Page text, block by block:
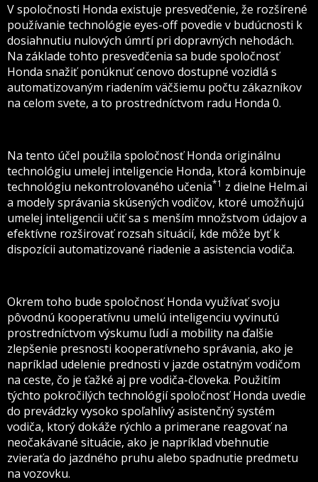
V spoločnosti Honda existuje presvedčenie, že rozšírené
používanie technológie eyes-off povedie v budúcnosti k
dosiahnutiu nulových úmrtí pri dopravných nehodách.
Na základe tohto presvedčenia sa bude spoločnosť
Honda snažiť ponúknuť cenovo dostupné vozidlá s
automatizovaným riadením väčšiemu počtu zákazníkov
na celom svete, a to prostredníctvom radu Honda 0.
Na tento účel použila spoločnosť Honda originálnu
technológiu umelej inteligencie Honda, ktorá kombinuje
technológiu nekontrolovaného učenia*1 z dielne Helm.ai
a modely správania skúsených vodičov, ktoré umožňujú
umelej inteligencii učiť sa s menším množstvom údajov a
efektívne rozširovať rozsah situácií, kde môže byť k
dispozícii automatizované riadenie a asistencia vodiča.
Okrem toho bude spoločnosť Honda využívať svoju
pôvodnú kooperatívnu umelú inteligenciu vyvinutú
prostredníctvom výskumu ľudí a mobility na ďalšie
zlepšenie presnosti kooperatívneho správania, ako je
napríklad udelenie prednosti v jazde ostatným vodičom
na ceste, čo je ťažké aj pre vodiča-človeka. Použitím
týchto pokročilých technológií spoločnosť Honda uvedie
do prevádzky vysoko spoľahlivý asistenčný systém
vodiča, ktorý dokáže rýchlo a primerane reagovať na
neočakávané situácie, ako je napríklad vbehnutie
zvieraťa do jazdného pruhu alebo spadnutie predmetu
na vozovku.